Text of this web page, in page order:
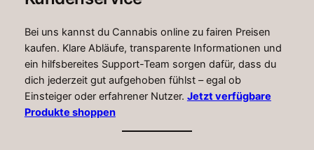
Bei uns kannst du Cannabis online zu fairen Preisen
kaufen. Klare Abläufe, transparente Informationen und
ein hilfsbereites Support-Team sorgen dafür, dass du
dich jederzeit gut aufgehoben fühlst – egal ob
Einsteiger oder erfahrener Nutzer. Jetzt verfügbare
Produkte shoppen